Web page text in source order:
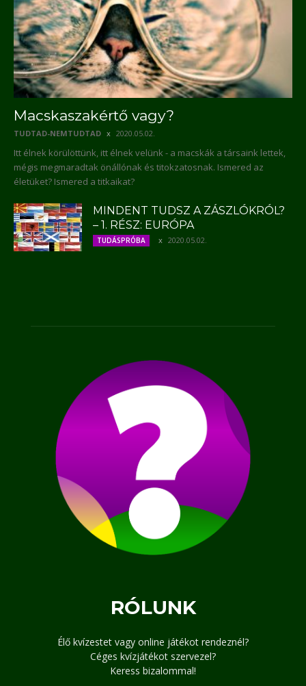
Macskaszakértő vagy?
TUDTAD-NEMTUDTAD 2020.05.02.
Itt élnek körülöttünk, itt élnek velünk - a macskák a társaink lettek,
mégis megmaradtak önállónak és titokzatosnak. Ismered az
életüket? Ismered a titkaikat?
MINDENT TUDSZ A ZÁSZLÓKRÓL?
– 1. RÉSZ: EURÓPA
TUDÁSPRÓBA 2020.05.02.
RÓLUNK
Élő kvízestet vagy online játékot rendeznél?
Céges kvízjátékot szervezel?
Keress bizalommal!